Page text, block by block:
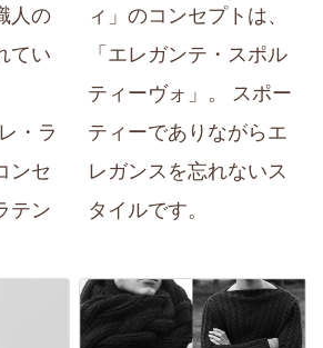
人の
てい
・ラ
ンセ
テン
ィ」のコンセプトは、
「エレガンテ・スポル
ティーヴォ」。 スポー
ティーでありながらエ
レガンスを忘れないス
タイルです。